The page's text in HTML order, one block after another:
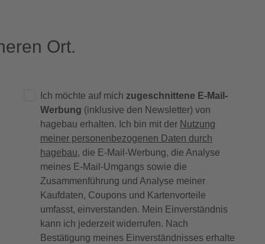
Ort.
Ich möchte auf mich zugeschnittene E-Mail-
Werbung (inklusive den Newsletter) von
hagebau erhalten. Ich bin mit der Nutzung
meiner personenbezogenen Daten durch
hagebau, die E-Mail-Werbung, die Analyse
meines E-Mail-Umgangs sowie die
Zusammenführung und Analyse meiner
Kaufdaten, Coupons und Kartenvorteile
umfasst, einverstanden. Mein Einverständnis
kann ich jederzeit widerrufen. Nach
Bestätigung meines Einverständnisses erhalte